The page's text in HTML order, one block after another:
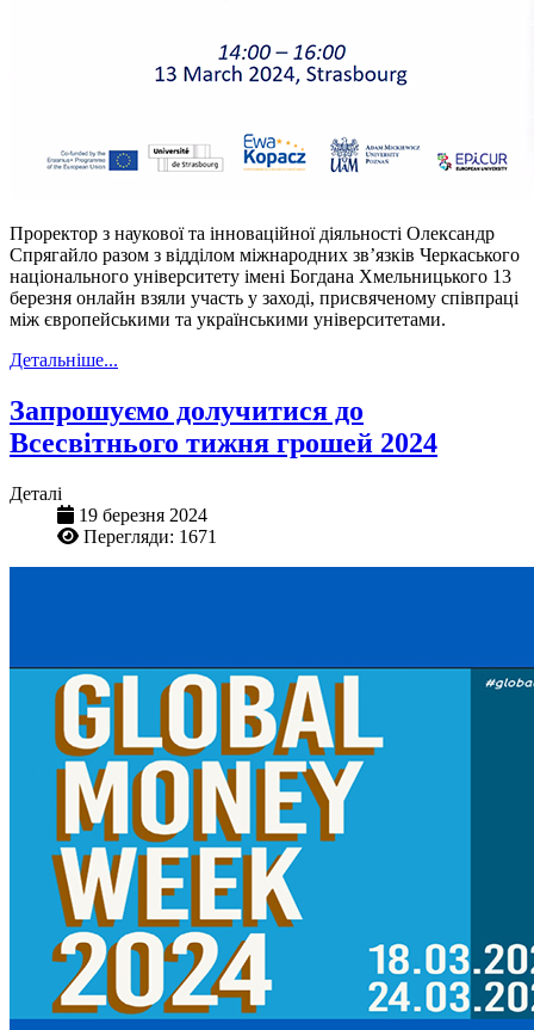
Проректор з наукової та інноваційної діяльності Олександр
Спрягайло разом з відділом міжнародних зв’язків Черкаського
національного університету імені Богдана Хмельницького 13
березня онлайн взяли участь у заході, присвяченому співпраці
між європейськими та українськими університетами.
Детальніше...
Запрошуємо долучитися до
Всесвітнього тижня грошей 2024
Деталі
19 березня 2024
Перегляди: 1671